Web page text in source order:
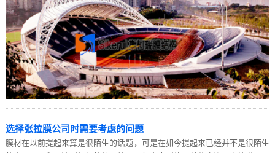
选择张拉膜公司时需要考虑的问题
膜材在以前提起来算是很陌生的话题，可是在如今提起来已经并不是很陌生